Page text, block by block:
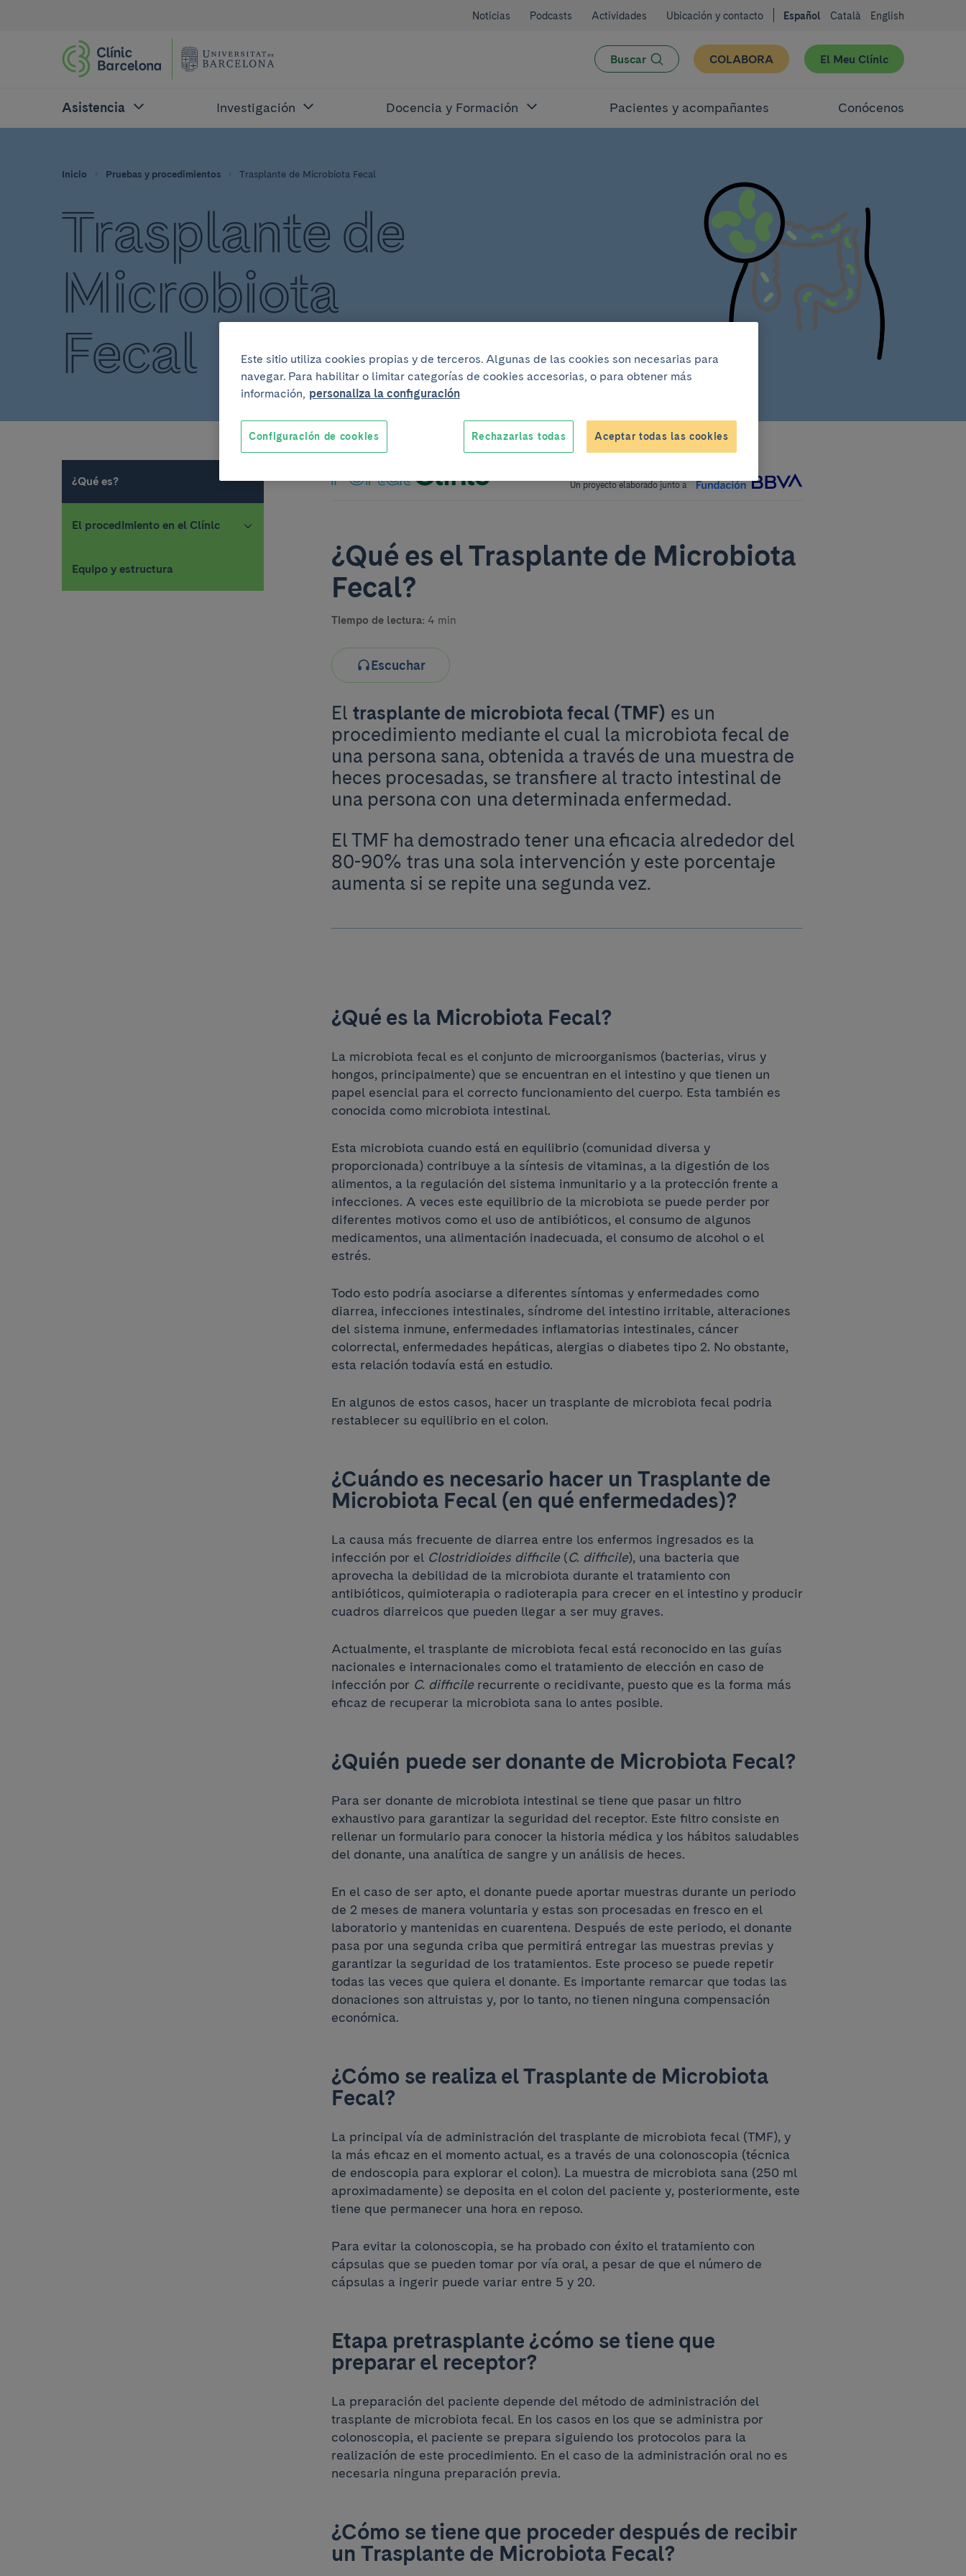
Noticias Podcasts Actividades Ubicación y contacto Español Català English
Buscar COLABORA El Meu Clínic
Asistencia Investigación Docencia y Formación Pacientes y acompañantes Conócenos
Inicio Pruebas y procedimientos Trasplante de Microbiota Fecal
Trasplante de
Microbiota
Fecal
¿Qué es?
El procedimiento en el Clínic
Equipo y estructura
Un proyecto elaborado junto a
¿Qué es el Trasplante de Microbiota
Fecal?
Tiempo de lectura: 4 min
Escuchar
El trasplante de microbiota fecal (TMF) es un
procedimiento mediante el cual la microbiota fecal de
una persona sana, obtenida a través de una muestra de
heces procesadas, se transfiere al tracto intestinal de
una persona con una determinada enfermedad.
El TMF ha demostrado tener una eficacia alrededor del
80-90% tras una sola intervención y este porcentaje
aumenta si se repite una segunda vez.
¿Qué es la Microbiota Fecal?
La microbiota fecal es el conjunto de microorganismos (bacterias, virus y
hongos, principalmente) que se encuentran en el intestino y que tienen un
papel esencial para el correcto funcionamiento del cuerpo. Esta también es
conocida como microbiota intestinal.
Esta microbiota cuando está en equilibrio (comunidad diversa y
proporcionada) contribuye a la síntesis de vitaminas, a la digestión de los
alimentos, a la regulación del sistema inmunitario y a la protección frente a
infecciones. A veces este equilibrio de la microbiota se puede perder por
diferentes motivos como el uso de antibióticos, el consumo de algunos
medicamentos, una alimentación inadecuada, el consumo de alcohol o el
estrés.
Todo esto podría asociarse a diferentes síntomas y enfermedades como
diarrea, infecciones intestinales, síndrome del intestino irritable, alteraciones
del sistema inmune, enfermedades inflamatorias intestinales, cáncer
colorrectal, enfermedades hepáticas, alergias o diabetes tipo 2. No obstante,
esta relación todavía está en estudio.
En algunos de estos casos, hacer un trasplante de microbiota fecal podria
restablecer su equilibrio en el colon.
¿Cuándo es necesario hacer un Trasplante de
Microbiota Fecal (en qué enfermedades)?
La causa más frecuente de diarrea entre los enfermos ingresados es la
infección por el Clostridioides difficile(C. difficile), una bacteria que
aprovecha la debilidad de la microbiota durante el tratamiento con
antibióticos, quimioterapia o radioterapia para crecer en el intestino y producir
cuadros diarreicos que pueden llegar a ser muy graves.
Actualmente, el trasplante de microbiota fecal está reconocido en las guías
nacionales e internacionales como el tratamiento de elección en caso de
infección por C. difficilerecurrente o recidivante, puesto que es la forma más
eficaz de recuperar la microbiota sana lo antes posible.
¿Quién puede ser donante de Microbiota Fecal?
Para ser donante de microbiota intestinal se tiene que pasar un filtro
exhaustivo para garantizar la seguridad del receptor. Este filtro consiste en
rellenar un formulario para conocer la historia médica y los hábitos saludables
del donante, una analítica de sangre y un análisis de heces.
En el caso de ser apto, el donante puede aportar muestras durante un periodo
de 2 meses de manera voluntaria y estas son procesadas en fresco en el
laboratorio y mantenidas en cuarentena. Después de este periodo, el donante
pasa por una segunda criba que permitirá entregar las muestras previas y
garantizar la seguridad de los tratamientos. Este proceso se puede repetir
todas las veces que quiera el donante. Es importante remarcar que todas las
donaciones son altruistas y, por lo tanto, no tienen ninguna compensación
económica.
¿Cómo se realiza el Trasplante de Microbiota
Fecal?
La principal vía de administración del trasplante de microbiota fecal (TMF), y
la más eficaz en el momento actual, es a través de una colonoscopia (técnica
de endoscopia para explorar el colon). La muestra de microbiota sana (250 ml
aproximadamente) se deposita en el colon del paciente y, posteriormente, este
tiene que permanecer una hora en reposo.
Para evitar la colonoscopia, se ha probado con éxito el tratamiento con
cápsulas que se pueden tomar por vía oral, a pesar de que el número de
cápsulas a ingerir puede variar entre 5 y 20.
Etapa pretrasplante ¿cómo se tiene que
preparar el receptor?
La preparación del paciente depende del método de administración del
trasplante de microbiota fecal. En los casos en los que se administra por
colonoscopia, el paciente se prepara siguiendo los protocolos para la
realización de este procedimiento. En el caso de la administración oral no es
necesaria ninguna preparación previa.
¿Cómo se tiene que proceder después de recibir
un Trasplante de Microbiota Fecal?
Este sitio utiliza cookies propias y de terceros. Algunas de las cookies son necesarias para
navegar. Para habilitar o limitar categorías de cookies accesorias, o para obtener más
información, personaliza la configuración
Rechazarlas todas Aceptar todas las cookies
Configuración de cookies